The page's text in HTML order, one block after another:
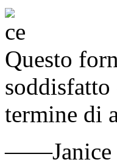
Questo
termine di
——Janice